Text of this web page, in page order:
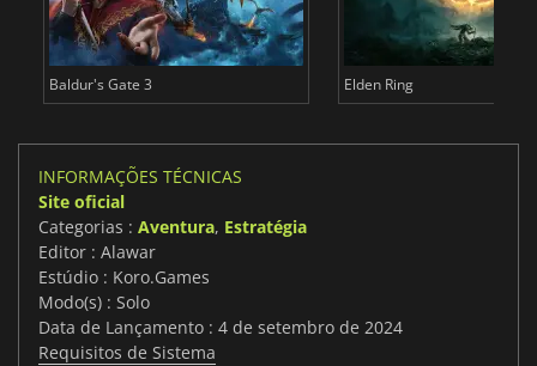
Baldur's Gate 3 Elden Ring
INFORMAÇÕES TÉCNICAS
Site oficial
Categorias : Aventura, Estratégia
Editor : Alawar
Estúdio : Koro.Games
Modo(s) : Solo
Data de Lançamento : 4 de setembro de 2024
Requisitos de Sistema